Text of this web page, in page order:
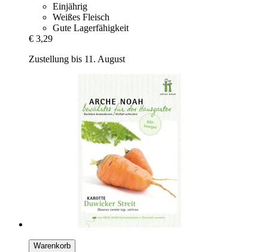
Einjährig
Weißes Fleisch
Gute Lagerfähigkeit
€ 3,29
Zustellung bis 11. August
Warenkorb